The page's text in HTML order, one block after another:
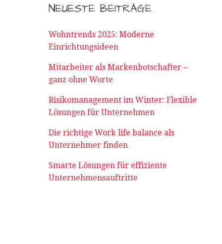
NEUESTE BEITRÄGE
Wohntrends 2025: Moderne
Einrichtungsideen
Mitarbeiter als Markenbotschafter –
ganz ohne Worte
Risikomanagement im Winter: Flexible
Lösungen für Unternehmen
Die richtige Work life balance als
Unternehmer finden
Smarte Lösungen für effiziente
Unternehmensauftritte